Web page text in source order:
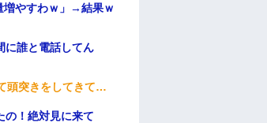
増やすわｗ」→結果ｗ
に誰と電話してん
頭突きをしてきて…
の！絶対見に来て